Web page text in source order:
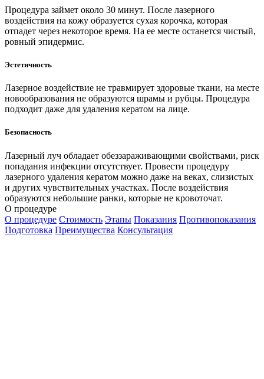
Процедура займет около 30 минут. После лазерного
воздействия на кожу образуется сухая корочка, которая
отпадет через некоторое время. На ее месте останется чистый,
ровный эпидермис.
Эстетичность
Лазерное воздействие не травмирует здоровые ткани, на месте
новообразования не образуются шрамы и рубцы. Процедура
подходит даже для удаления кератом на лице.
Безопасность
Лазерный луч обладает обеззараживающими свойствами, риск
попадания инфекции отсутствует. Провести процедуру
лазерного удаления кератом можно даже на веках, слизистых
и других чувствительных участках. После воздействия
образуются небольшие ранки, которые не кровоточат.
О процедуре
О процедуре Стоимость Этапы Показания Противопоказания
Подготовка Преимущества Консультация